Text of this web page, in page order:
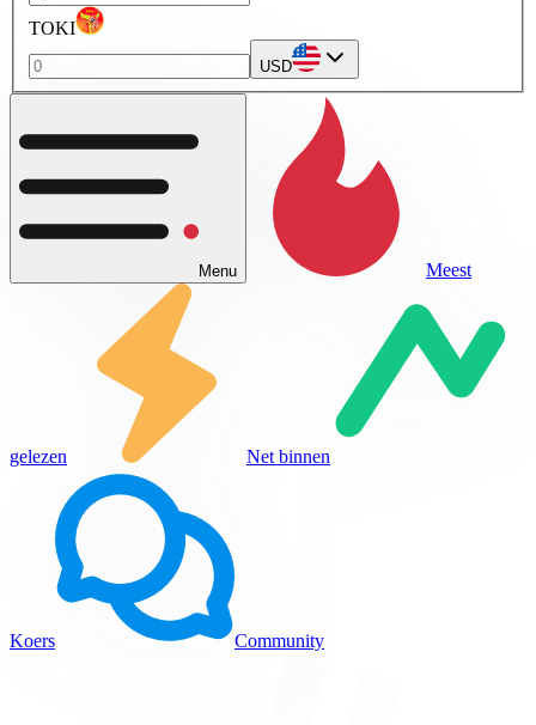
TOKI
USD
Menu Meest
gelezen Net binnen
Koers Community